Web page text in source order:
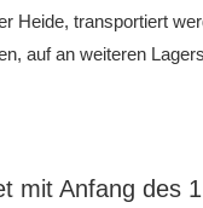
transportiert
aufan weiteren
mit Anfang des